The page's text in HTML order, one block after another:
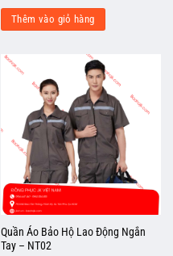
Thêm vào giỏ hàng
Quần Áo Bảo Hộ Lao Động Ngắn
Tay – NT02